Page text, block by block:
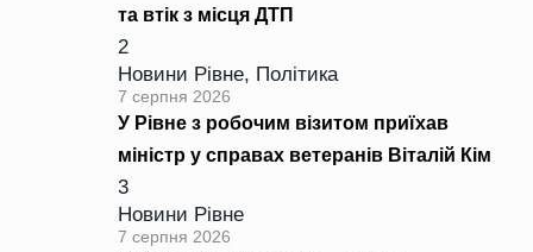
та втік з місця ДТП
2
Новини Рівне, Політика
7 серпня 2026
У Рівне з робочим візитом приїхав
міністр у справах ветеранів Віталій Кім
3
Новини Рівне
7 серпня 2026